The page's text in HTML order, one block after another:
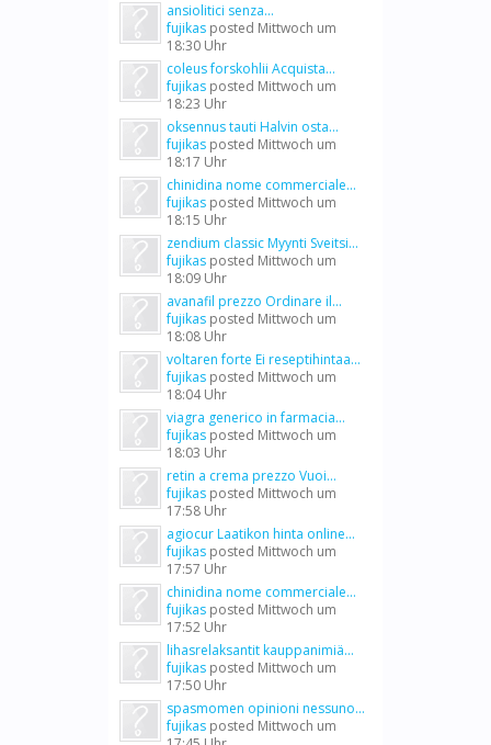
ansiolitici senza...
fujikas posted Mittwoch um
18:30 Uhr
coleus forskohlii Acquista...
fujikas posted Mittwoch um
18:23 Uhr
oksennus tauti Halvin osta...
fujikas posted Mittwoch um
18:17 Uhr
chinidina nome commerciale...
fujikas posted Mittwoch um
18:15 Uhr
zendium classic Myynti Sveitsi...
fujikas posted Mittwoch um
18:09 Uhr
avanafil prezzo Ordinare il...
fujikas posted Mittwoch um
18:08 Uhr
voltaren forte Ei reseptihintaa...
fujikas posted Mittwoch um
18:04 Uhr
viagra generico in farmacia...
fujikas posted Mittwoch um
18:03 Uhr
retin a crema prezzo Vuoi...
fujikas posted Mittwoch um
17:58 Uhr
agiocur Laatikon hinta online...
fujikas posted Mittwoch um
17:57 Uhr
chinidina nome commerciale...
fujikas posted Mittwoch um
17:52 Uhr
lihasrelaksantit kauppanimiä...
fujikas posted Mittwoch um
17:50 Uhr
spasmomen opinioni nessuno...
fujikas posted Mittwoch um